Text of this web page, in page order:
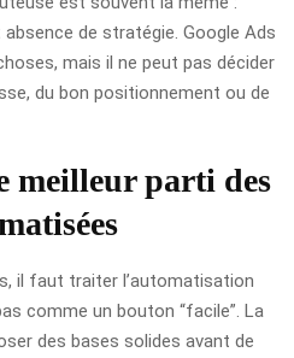
de stratégie. Google Ads
mais il ne peut pas décider
du bon positionnement ou de
meilleur parti des
il faut traiter l’automatisation
comme un bouton “facile”. La
des bases solides avant de